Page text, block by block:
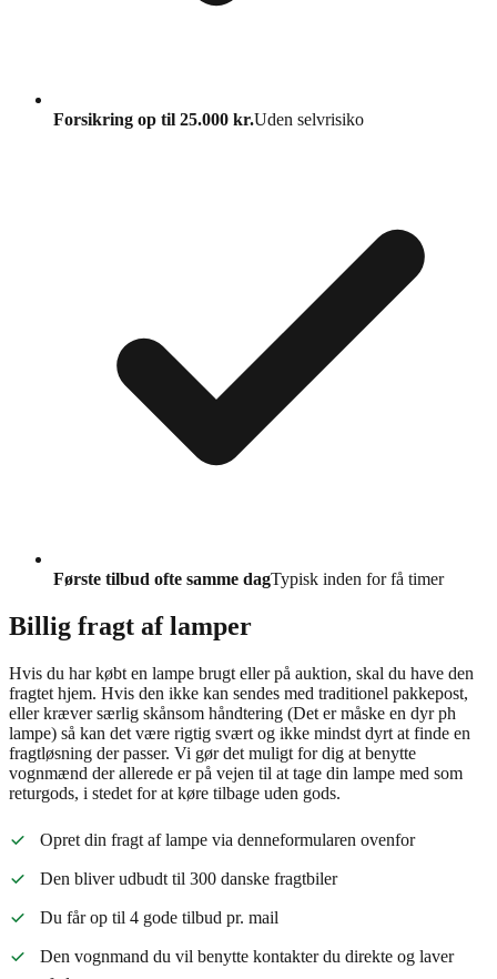
Forsikring op til 25.000 kr.Uden selvrisiko
Første tilbud ofte samme dagTypisk inden for få timer
Billig fragt af lamper
Hvis du har købt en lampe brugt eller på auktion, skal du have den
fragtet hjem. Hvis den ikke kan sendes med traditionel pakkepost,
eller kræver særlig skånsom håndtering (Det er måske en dyr ph
lampe) så kan det være rigtig svært og ikke mindst dyrt at finde en
fragtløsning der passer. Vi gør det muligt for dig at benytte
vognmænd der allerede er på vejen til at tage din lampe med som
returgods, i stedet for at køre tilbage uden gods.
Opret din fragt af lampe via denneformularen ovenfor
Den bliver udbudt til 300 danske fragtbiler
Du får op til 4 gode tilbud pr. mail
Den vognmand du vil benytte kontakter du direkte og laver